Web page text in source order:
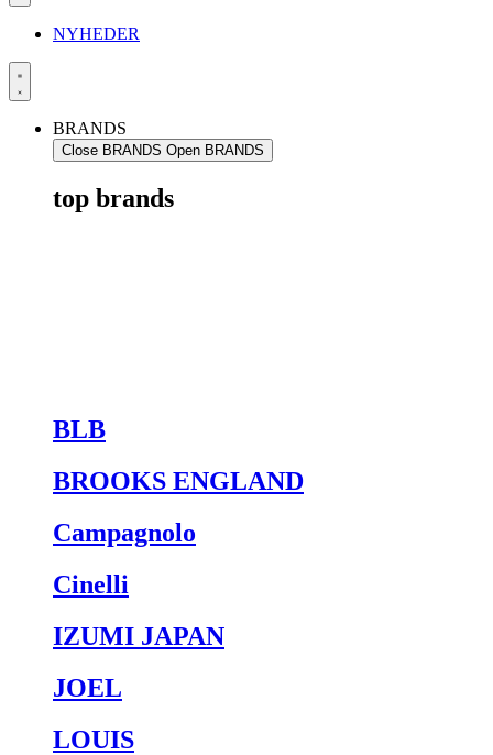
NYHEDER
BRANDS
Close BRANDS Open BRANDS
top brands
BLB
BROOKS ENGLAND
Campagnolo
Cinelli
IZUMI JAPAN
JOEL
LOUIS